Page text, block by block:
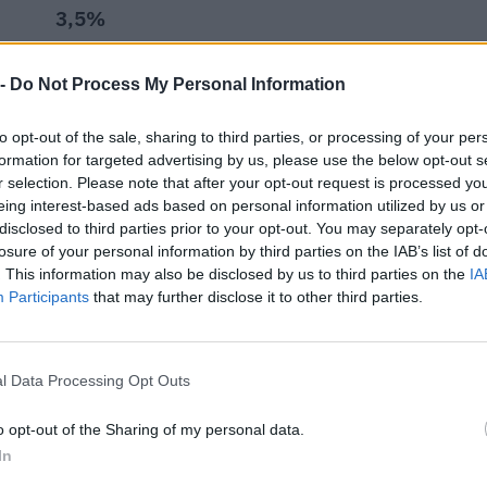
Do Not Process My Personal Information
opt-out of the sale, sharing to third parties, or processing of your
for targeted advertising by us, please use the below opt-out
selection. Please note that after your opt-out request is processed
interest-based ads based on personal information utilized by us
to third parties prior to your opt-out. You may separately
of your personal information by third parties on the IAB’s list of
This information may also be disclosed by us to third parties on the
Participants that may further disclose it to other third parties.
Data Processing Opt Outs
opt-out of the Sharing of my personal data.
3,5%
Margine netto
pubblici per un totale di almeno 99.836 euro
ENTE CONCEDENTE
[decisione su SA.100155
ai sensi
a seguito della crisi
19 [con mo
SEZIONE SPECIALE DI CUI
DEL 17 MARZO 2020 N. 18
Banca del Mezzogiorno